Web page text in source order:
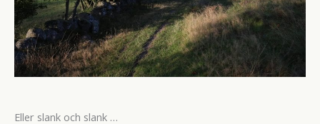
Eller slank och slank …